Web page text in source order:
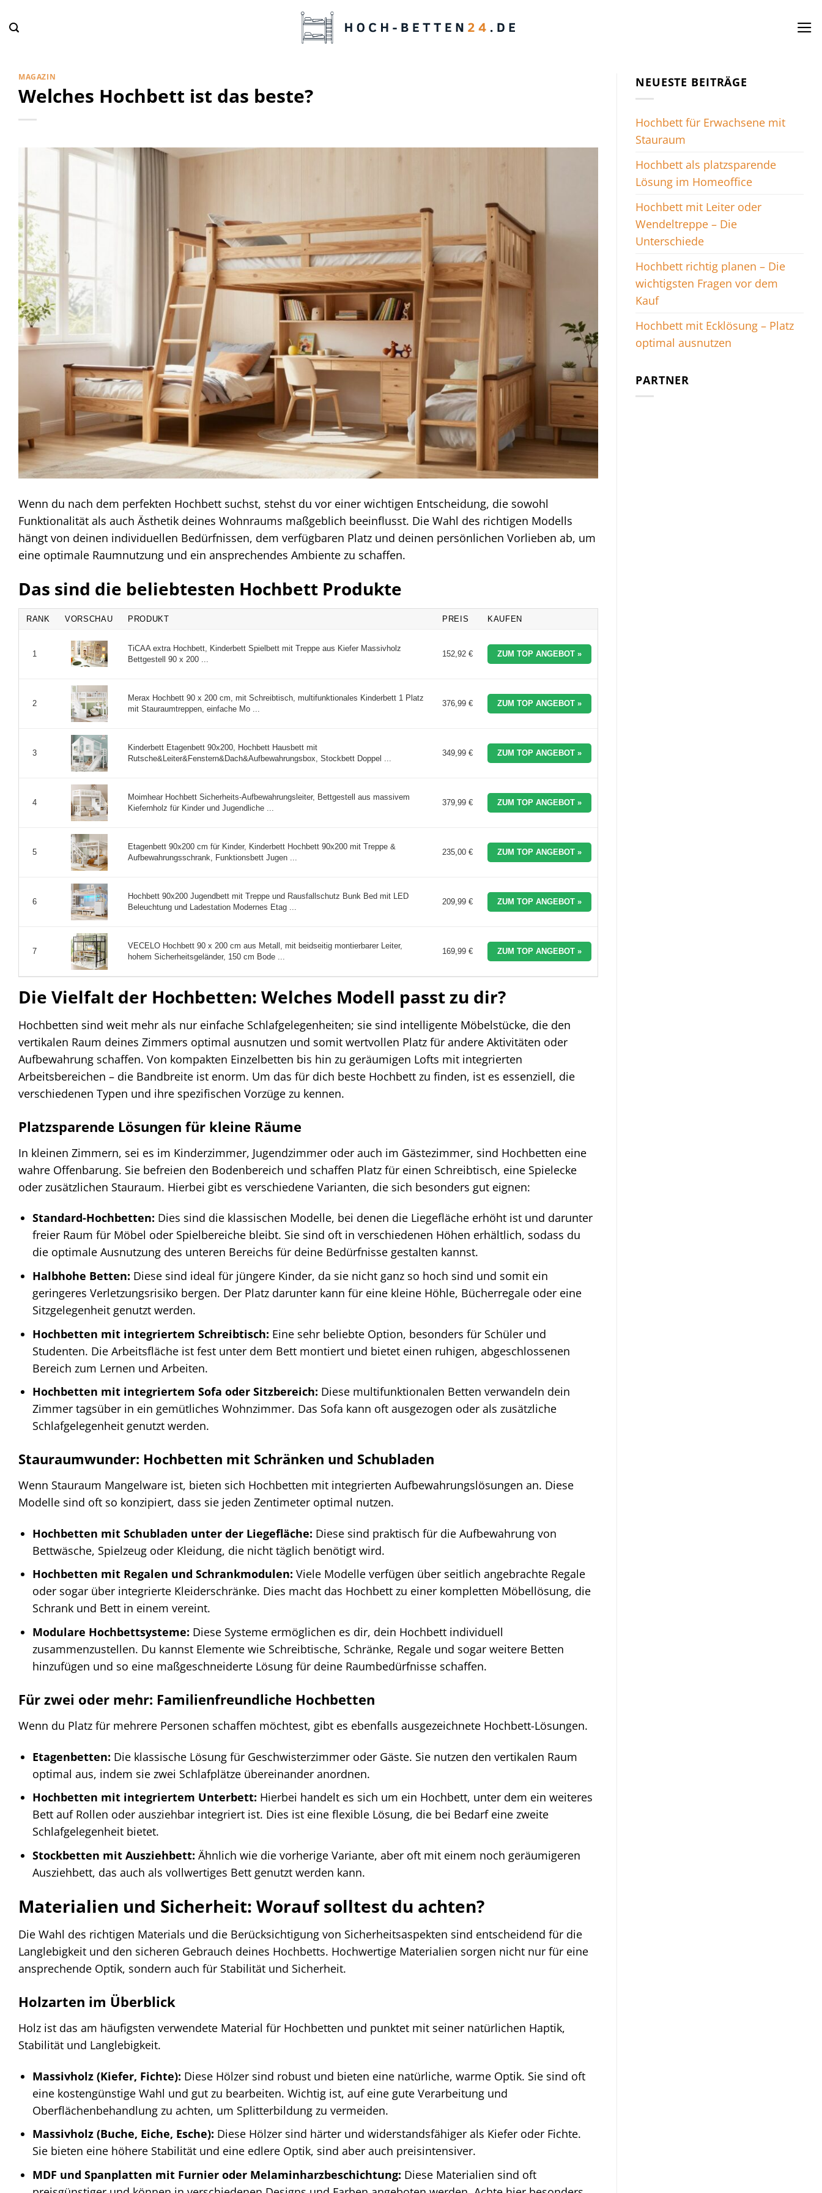
Inhalt
MAGAZIN
Welches Hochbett ist das beste?
Wenn du nach dem perfekten Hochbett suchst, stehst du vor einer wichtigen Entscheidung, die sowohl
Funktionalität als auch Ästhetik deines Wohnraums maßgeblich beeinflusst. Die Wahl des richtigen Modells
hängt von deinen individuellen Bedürfnissen, dem verfügbaren Platz und deinen persönlichen Vorlieben ab, um
eine optimale Raumnutzung und ein ansprechendes Ambiente zu schaffen.
Das sind die beliebtesten Hochbett Produkte
RANK VORSCHAU PRODUKT PREIS KAUFEN
1
TiCAA extra Hochbett, Kinderbett Spielbett mit Treppe aus Kiefer Massivholz
Bettgestell 90 x 200 ...
152,92 € ZUM TOP ANGEBOT »
2
Merax Hochbett 90 x 200 cm, mit Schreibtisch, multifunktionales Kinderbett 1 Platz
mit Stauraumtreppen, einfache Mo ...
376,99 € ZUM TOP ANGEBOT »
3
Kinderbett Etagenbett 90x200, Hochbett Hausbett mit
Rutsche&Leiter&Fenstern&Dach&Aufbewahrungsbox, Stockbett Doppel ...
349,99 € ZUM TOP ANGEBOT »
4
Moimhear Hochbett Sicherheits-Aufbewahrungsleiter, Bettgestell aus massivem
Kiefernholz für Kinder und Jugendliche ...
379,99 € ZUM TOP ANGEBOT »
5
Etagenbett 90x200 cm für Kinder, Kinderbett Hochbett 90x200 mit Treppe &
Aufbewahrungsschrank, Funktionsbett Jugen ...
235,00 € ZUM TOP ANGEBOT »
6
Hochbett 90x200 Jugendbett mit Treppe und Rausfallschutz Bunk Bed mit LED
Beleuchtung und Ladestation Modernes Etag ...
209,99 € ZUM TOP ANGEBOT »
7
VECELO Hochbett 90 x 200 cm aus Metall, mit beidseitig montierbarer Leiter,
hohem Sicherheitsgeländer, 150 cm Bode ...
169,99 € ZUM TOP ANGEBOT »
Die Vielfalt der Hochbetten: Welches Modell passt zu dir?
Hochbetten sind weit mehr als nur einfache Schlafgelegenheiten; sie sind intelligente Möbelstücke, die den
vertikalen Raum deines Zimmers optimal ausnutzen und somit wertvollen Platz für andere Aktivitäten oder
Aufbewahrung schaffen. Von kompakten Einzelbetten bis hin zu geräumigen Lofts mit integrierten
Arbeitsbereichen – die Bandbreite ist enorm. Um das für dich beste Hochbett zu finden, ist es essenziell, die
verschiedenen Typen und ihre spezifischen Vorzüge zu kennen.
Platzsparende Lösungen für kleine Räume
In kleinen Zimmern, sei es im Kinderzimmer, Jugendzimmer oder auch im Gästezimmer, sind Hochbetten eine
wahre Offenbarung. Sie befreien den Bodenbereich und schaffen Platz für einen Schreibtisch, eine Spielecke
oder zusätzlichen Stauraum. Hierbei gibt es verschiedene Varianten, die sich besonders gut eignen:
Standard-Hochbetten: Dies sind die klassischen Modelle, bei denen die Liegefläche erhöht ist und darunter
freier Raum für Möbel oder Spielbereiche bleibt. Sie sind oft in verschiedenen Höhen erhältlich, sodass du
die optimale Ausnutzung des unteren Bereichs für deine Bedürfnisse gestalten kannst.
Halbhohe Betten: Diese sind ideal für jüngere Kinder, da sie nicht ganz so hoch sind und somit ein
geringeres Verletzungsrisiko bergen. Der Platz darunter kann für eine kleine Höhle, Bücherregale oder eine
Sitzgelegenheit genutzt werden.
Hochbetten mit integriertem Schreibtisch: Eine sehr beliebte Option, besonders für Schüler und
Studenten. Die Arbeitsfläche ist fest unter dem Bett montiert und bietet einen ruhigen, abgeschlossenen
Bereich zum Lernen und Arbeiten.
Hochbetten mit integriertem Sofa oder Sitzbereich: Diese multifunktionalen Betten verwandeln dein
Zimmer tagsüber in ein gemütliches Wohnzimmer. Das Sofa kann oft ausgezogen oder als zusätzliche
Schlafgelegenheit genutzt werden.
Stauraumwunder: Hochbetten mit Schränken und Schubladen
Wenn Stauraum Mangelware ist, bieten sich Hochbetten mit integrierten Aufbewahrungslösungen an. Diese
Modelle sind oft so konzipiert, dass sie jeden Zentimeter optimal nutzen.
Hochbetten mit Schubladen unter der Liegefläche: Diese sind praktisch für die Aufbewahrung von
Bettwäsche, Spielzeug oder Kleidung, die nicht täglich benötigt wird.
Hochbetten mit Regalen und Schrankmodulen: Viele Modelle verfügen über seitlich angebrachte Regale
oder sogar über integrierte Kleiderschränke. Dies macht das Hochbett zu einer kompletten Möbellösung, die
Schrank und Bett in einem vereint.
Modulare Hochbettsysteme: Diese Systeme ermöglichen es dir, dein Hochbett individuell
zusammenzustellen. Du kannst Elemente wie Schreibtische, Schränke, Regale und sogar weitere Betten
hinzufügen und so eine maßgeschneiderte Lösung für deine Raumbedürfnisse schaffen.
Für zwei oder mehr: Familienfreundliche Hochbetten
Wenn du Platz für mehrere Personen schaffen möchtest, gibt es ebenfalls ausgezeichnete Hochbett-Lösungen.
Etagenbetten: Die klassische Lösung für Geschwisterzimmer oder Gäste. Sie nutzen den vertikalen Raum
optimal aus, indem sie zwei Schlafplätze übereinander anordnen.
Hochbetten mit integriertem Unterbett: Hierbei handelt es sich um ein Hochbett, unter dem ein weiteres
Bett auf Rollen oder ausziehbar integriert ist. Dies ist eine flexible Lösung, die bei Bedarf eine zweite
Schlafgelegenheit bietet.
Stockbetten mit Ausziehbett: Ähnlich wie die vorherige Variante, aber oft mit einem noch geräumigeren
Ausziehbett, das auch als vollwertiges Bett genutzt werden kann.
Materialien und Sicherheit: Worauf solltest du achten?
Die Wahl des richtigen Materials und die Berücksichtigung von Sicherheitsaspekten sind entscheidend für die
Langlebigkeit und den sicheren Gebrauch deines Hochbetts. Hochwertige Materialien sorgen nicht nur für eine
ansprechende Optik, sondern auch für Stabilität und Sicherheit.
Holzarten im Überblick
Holz ist das am häufigsten verwendete Material für Hochbetten und punktet mit seiner natürlichen Haptik,
Stabilität und Langlebigkeit.
Massivholz (Kiefer, Fichte): Diese Hölzer sind robust und bieten eine natürliche, warme Optik. Sie sind oft
eine kostengünstige Wahl und gut zu bearbeiten. Wichtig ist, auf eine gute Verarbeitung und
Oberflächenbehandlung zu achten, um Splitterbildung zu vermeiden.
Massivholz (Buche, Eiche, Esche): Diese Hölzer sind härter und widerstandsfähiger als Kiefer oder Fichte.
Sie bieten eine höhere Stabilität und eine edlere Optik, sind aber auch preisintensiver.
MDF und Spanplatten mit Furnier oder Melaminharzbeschichtung: Diese Materialien sind oft
NEUESTE BEITRÄGE
Hochbett für Erwachsene mit
Stauraum
Hochbett als platzsparende
Lösung im Homeoffice
Hochbett mit Leiter oder
Wendeltreppe – Die
Unterschiede
Hochbett richtig planen – Die
wichtigsten Fragen vor dem
Kauf
Hochbett mit Ecklösung – Platz
optimal ausnutzen
PARTNER